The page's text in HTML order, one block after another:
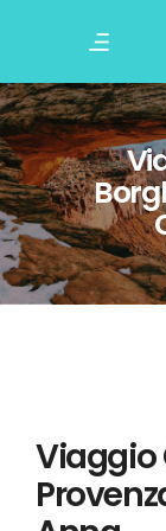
Viaggio